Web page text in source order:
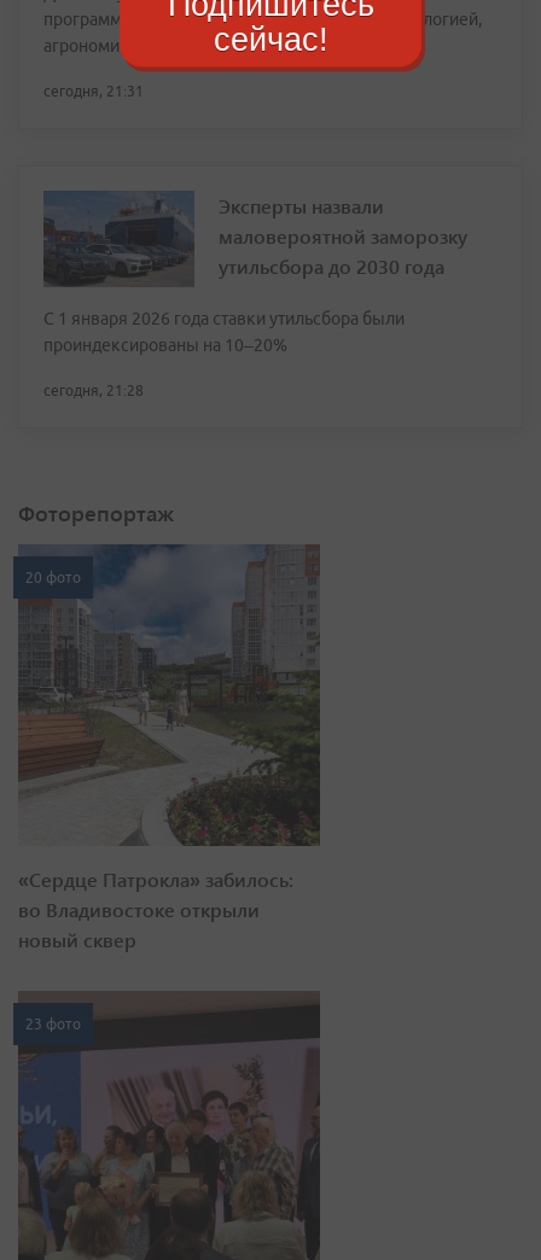
программам, связанным с беспилотниками, экологией,
агрономией
сегодня, 21:31
Эксперты назвали
маловероятной заморозку
утильсбора до 2030 года
С 1 января 2026 года ставки утильсбора были
проиндексированы на 10–20%
сегодня, 21:28
Фоторепортаж
20 фото
«Сердце Патрокла» забилось:
во Владивостоке открыли
новый сквер
23 фото
сейчас!